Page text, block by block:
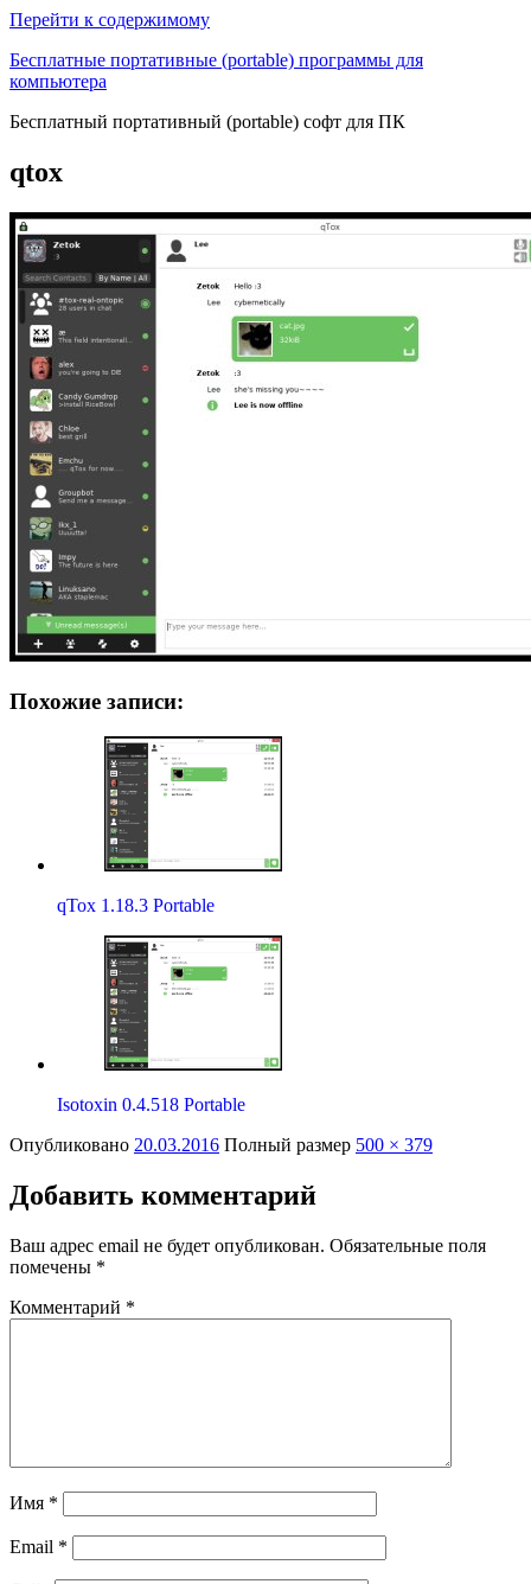
Перейти к содержимому
Бесплатные портативные (portable) программы для
компьютера
Бесплатный портативный (portable) софт для ПК
qtox
Похожие записи:
qTox 1.18.3 Portable
Isotoxin 0.4.518 Portable
Опубликовано 20.03.2016 Полный размер 500 × 379
Добавить комментарий
Ваш адрес email не будет опубликован. Обязательные поля
помечены *
Комментарий *
Имя *
Email *